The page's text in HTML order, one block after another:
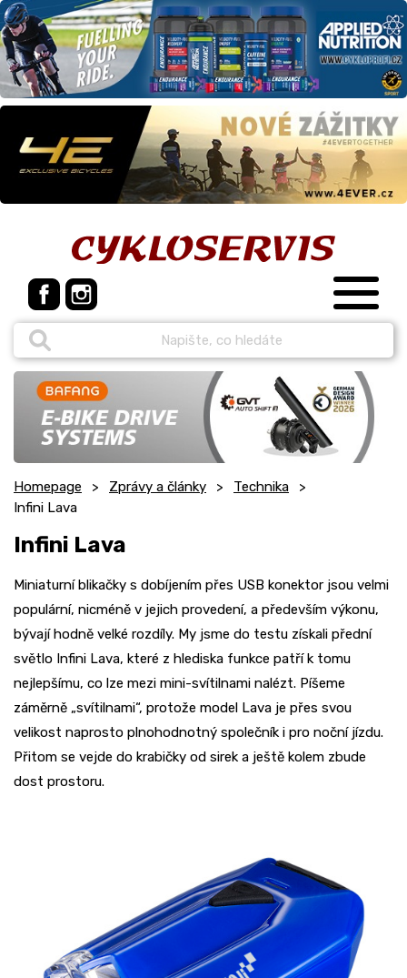
Homepage Zprávy a články
Technika
Infini Lava
Infini Lava
Miniaturní blikačky s dobíjením přes USB konektor jsou velmi
populární, nicméně v jejich provedení, a především výkonu,
bývají hodně velké rozdíly. My jsme do testu získali přední
světlo Infini Lava, které z hlediska funkce patří k tomu
nejlepšímu, co lze mezi mini-svítilnami nalézt. Píšeme
záměrně „svítilnami“, protože model Lava je přes svou
velikost naprosto plnohodnotný společník i pro noční jízdu.
Přitom se vejde do krabičky od sirek a ještě kolem zbude
dost prostoru.